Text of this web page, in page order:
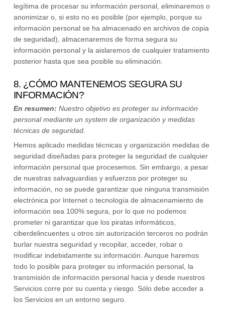
legítima de procesar su información personal, eliminaremos o
anonimizaro, si esto no es posible (por ejemplo, porque su
información personal se ha almacenado en archivos de copia
de seguridad), almacenaremos de forma segura su
información personal y la aislaremos de cualquier tratamiento
posterior hasta que sea posible su eliminación.
8. ¿CÓMO MANTENEMOS SEGURA SU
INFORMACIÓN?
En resumen: Nuestro objetivo es proteger su información
personal mediante un system de organización y medidas
técnicas de seguridad.
Hemos aplicado medidas técnicas y organización medidas de
seguridad diseñadas para proteger la seguridad de cualquier
información personal que procesemos. Sin embargo, a pesar
de nuestras salvaguardias y esfuerzos por proteger su
información, no se puede garantizar que ninguna transmisión
electrónica por Internet o tecnología de almacenamiento de
información sea 100% segura, por lo que no podemos
prometer ni garantizar que los piratas informáticos,
ciberdelincuentes u otros sin autorización terceros no podrán
burlar nuestra seguridad y recopilar, acceder, robar o
modificar indebidamente su información. Aunque haremos
todo lo posible para proteger su información personal, la
transmisión de información personal hacia y desde nuestros
Servicios corre por su cuenta y riesgo. Sólo debe acceder a
los Servicios en un entorno seguro.